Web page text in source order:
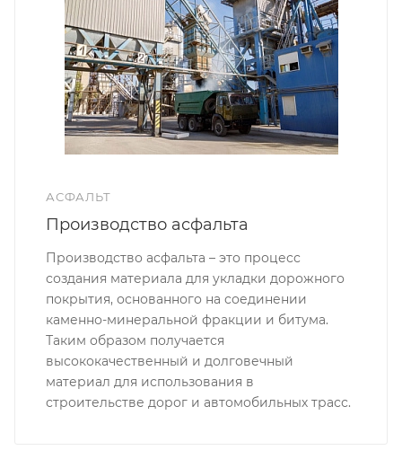
АСФАЛЬТ
Производство асфальта
Производство асфальта – это процесс
создания материала для укладки дорожного
покрытия, основанного на соединении
каменно-минеральной фракции и битума.
Таким образом получается
высококачественный и долговечный
материал для использования в
строительстве дорог и автомобильных трасс.